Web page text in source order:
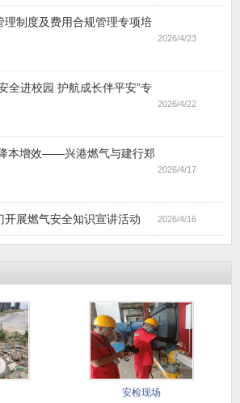
理制度及费用合规管理专项培
2026/4/23
全进校园 护航成长伴平安”专
2026/4/22
本增效——兴港燃气与建行郑
2026/4/17
开展燃气安全知识宣讲活动 2026/4/16
安检现场